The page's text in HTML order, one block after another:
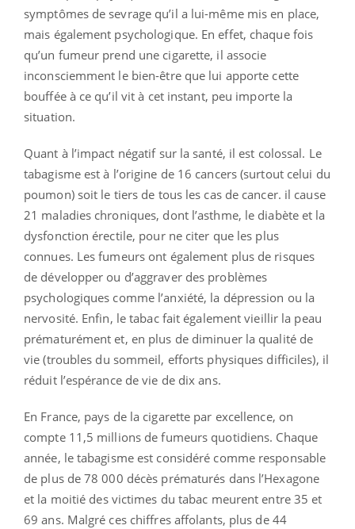
symptômes de sevrage qu’il a lui-même mis en place,
mais également psychologique. En effet, chaque fois
qu’un fumeur prend une cigarette, il associe
inconsciemment le bien-être que lui apporte cette
bouffée à ce qu’il vit à cet instant, peu importe la
situation.
Quant à l’impact négatif sur la santé, il est colossal. Le
tabagisme est à l’origine de 16 cancers (surtout celui du
poumon) soit le tiers de tous les cas de cancer. il cause
21 maladies chroniques, dont l’asthme, le diabète et la
dysfonction érectile, pour ne citer que les plus
connues. Les fumeurs ont également plus de risques
de développer ou d’aggraver des problèmes
psychologiques comme l’anxiété, la dépression ou la
nervosité. Enfin, le tabac fait également vieillir la peau
prématurément et, en plus de diminuer la qualité de
vie (troubles du sommeil, efforts physiques difficiles), il
réduit l’espérance de vie de dix ans.
En France, pays de la cigarette par excellence, on
compte 11,5 millions de fumeurs quotidiens. Chaque
année, le tabagisme est considéré comme responsable
de plus de 78 000 décès prématurés dans l’Hexagone
et la moitié des victimes du tabac meurent entre 35 et
69 ans. Malgré ces chiffres affolants, plus de 44